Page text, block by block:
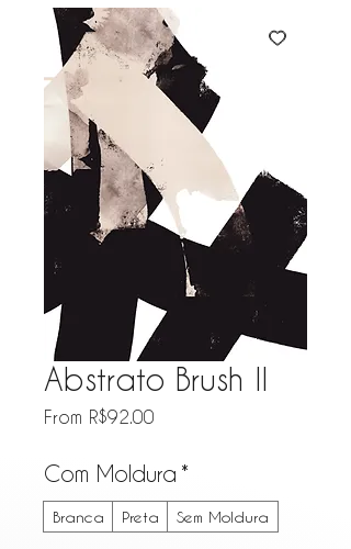
Abstrato Brush II
From R$92.00
Com Moldura *
Branca Preta Sem Moldura